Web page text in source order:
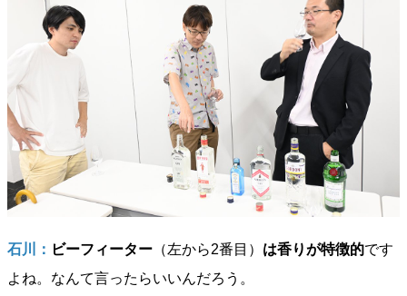
石川： ビーフィーター （左から2番目） は香りが特徴的です
よね。なんて言ったらいいんだろう。